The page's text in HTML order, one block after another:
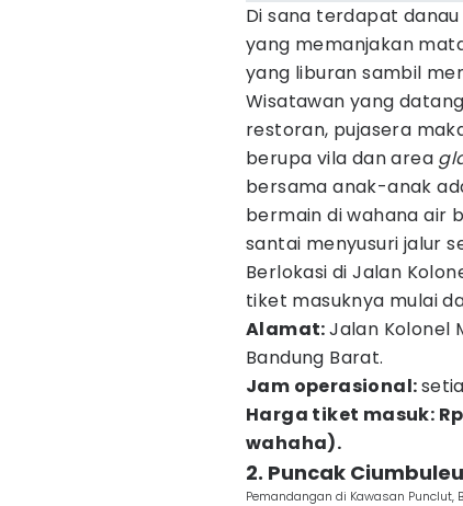
Di sana terdapat
yang memanjakan
yang liburan sambil
Wisatawan yang
restoran, pujasera
berupa vila dan area
bersama anak-anak
bermain di wahana air
santai menyusuri jalur
Berlokasi di Jalan
tiket masuknya mulai
Alamat:Jalan Kolonel
Bandung Barat.
Jam operasional:
Harga tiket masuk:
wahaha).
2. Puncak
Pemandangan di Kawasan Punclut,